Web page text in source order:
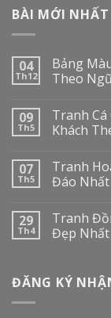
BÀI MỚI NHẤT
04
Th12
Bảng
Theo
09
Th5
Tranh
Khách
07
Th5
Tranh
Đáo Nhất
29
Th4
Tranh
Đẹp Nhất
ĐĂNG KÝ